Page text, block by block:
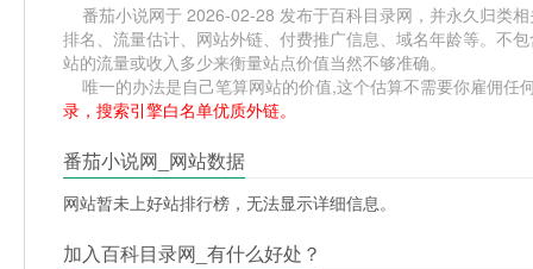
番茄小说网于 2026-02-28 发布于百科目录网，并永久归类
排名、流量估计、网站外链、付费推广信息、域名年龄等。不
站的流量或收入多少来衡量站点价值当然不够准确。
唯一的办法是自己笔算网站的价值,这个估算不需要你雇佣任
录，搜索引擎白名单优质外链。
番茄小说网_网站数据
网站暂未上好站排行榜，无法显示详细信息。
加入百科目录网_有什么好处？